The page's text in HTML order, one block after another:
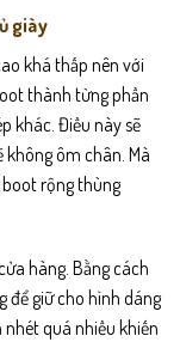
giày
khá thấp nên với
thành từng phần
khác. Điều này sẽ
ôm chân. Mà
rộng thùng
hàng. Bằng cách
để giữ cho hình dáng
nhét quá nhiều khiến